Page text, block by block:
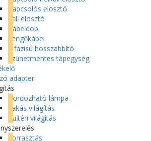
Kapcsolós elosztó
Fali elosztó
Kábeldob
Lengőkábel
3 fázisú hosszabbító
Szünetmentes tápegység
adapter
Hordozható lámpa
Lakás világítás
Kültéri világítás
Forrasztás